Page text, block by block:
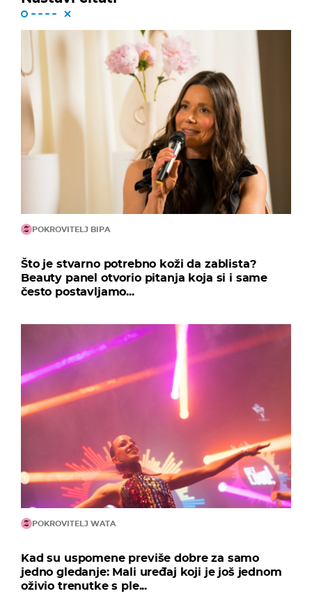
POKROVITELJ BIPA
Što je stvarno potrebno koži da zablista?
Beauty panel otvorio pitanja koja si i same
često postavljamo...
POKROVITELJ WATA
Kad su uspomene previše dobre za samo
jedno gledanje: Mali uređaj koji je još jednom
oživio trenutke s ple...